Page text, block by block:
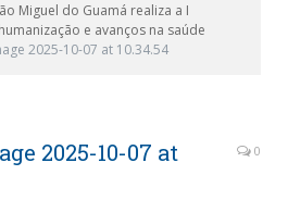
Miguel do Guamá realiza a I
e avanços na saúde
2025-10-07 at 10.34.54
2025-10-07 at
0